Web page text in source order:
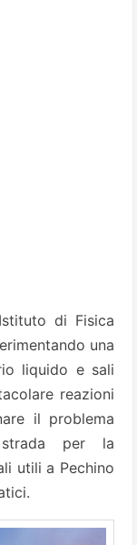
di Fisica
una
liquido e sali
reazioni
il problema
per la
utili a Pechino